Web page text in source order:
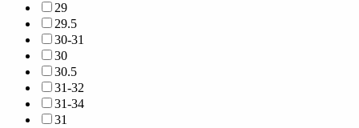
29
29.5
30-31
30
30.5
31-32
31-34
31